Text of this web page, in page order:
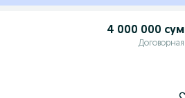
4 000 000 сум
Договорная